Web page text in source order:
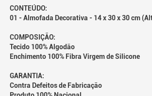
CONTEÚDO:
01 - Almofada Decorativa - 14 x 30 x 30 cm
COMPOSIÇÃO:
Tecido 100% Algodão
Enchimento 100% Fibra Virgem de Silicone
GARANTIA:
Contra Defeitos de Fabricação